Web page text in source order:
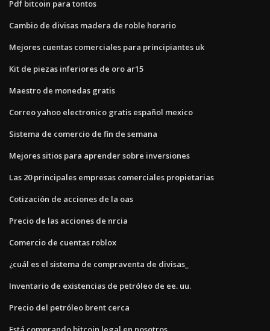
Pdf bitcoin para tontos
Cambio de divisas madera de roble horario
Mejores cuentas comerciales para principiantes uk
Kit de piezas inferiores de oro ar15
Maestro de monedas gratis
Correo yahoo electronico gratis español mexico
Sistema de comercio de fin de semana
Mejores sitios para aprender sobre inversiones
Las 20 principales empresas comerciales propietarias
Cotización de acciones de la oas
Precio de las acciones de nrcia
Comercio de cuentas roblox
¿cuál es el sistema de compraventa de divisas_
Inventario de existencias de petróleo de ee. uu.
Precio del petróleo brent cerca